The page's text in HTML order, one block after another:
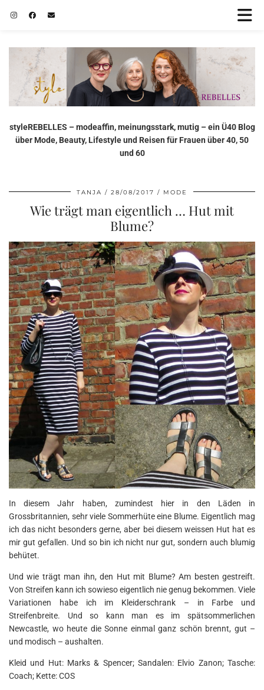
styleREBELLES – modeaffin, meinungsstark, mutig – ein Ü40 Blog
über Mode, Beauty, Lifestyle und Reisen für Frauen über 40, 50
und 60
TANJA 28/08/2017 MODE
Wie trägt man eigentlich … Hut mit
Blume?
In diesem Jahr haben, zumindest hier in den Läden in
Grossbritannien, sehr viele Sommerhüte eine Blume. Eigentlich mag
ich das nicht besonders gerne, aber bei diesem weissen Hut hat es
mir gut gefallen. Und so bin ich nicht nur gut, sondern auch blumig
behütet.
Und wie trägt man ihn, den Hut mit Blume? Am besten gestreift.
Von Streifen kann ich sowieso eigentlich nie genug bekommen. Viele
Variationen habe ich im Kleiderschrank – in Farbe und
Streifenbreite. Und so kann man es im spätsommerlichen
Newcastle, wo heute die Sonne einmal ganz schön brennt, gut –
und modisch – aushalten.
Kleid und Hut: Marks & Spencer; Sandalen: Elvio Zanon; Tasche:
Coach; Kette: COS